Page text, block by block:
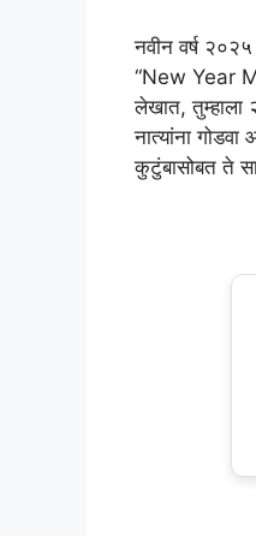
नवीन वर्ष
“New Year
लेखात, तुम्हाला
नात्यांना
कुटुंबासोबत ते